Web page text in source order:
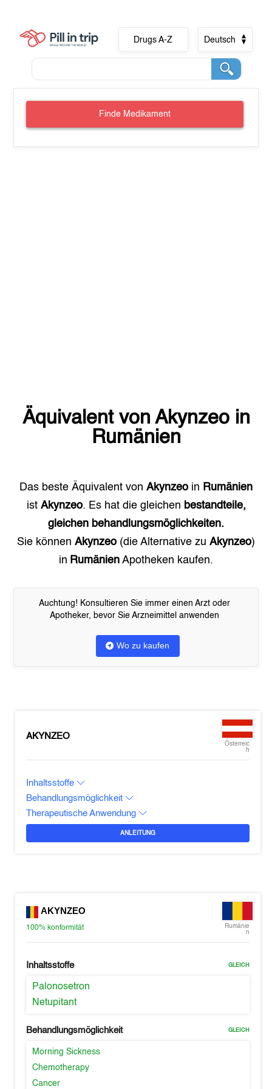
Drugs A-Z Deutsch
Finde Medikament
Äquivalent von Akynzeoin
Rumänien
Das beste Äquivalent von Akynzeo in Rumänien
ist Akynzeo. Es hat die gleichen bestandteile,
gleichen behandlungsmöglichkeiten.
Sie können Akynzeo (die Alternative zu Akynzeo)
in Rumänien Apotheken kaufen.
Auchtung! Konsultieren Sie immer einen Arzt oder
Apotheker, bevor Sie Arzneimittel anwenden
Wo zu kaufen
AKYNZEO
Österreic
h
Inhaltsstoffe
Behandlungsmöglichkeit
Therapeutische Anwendung
ANLEITUNG
AKYNZEO
100% konformität
Rumänie
n
Inhaltsstoffe GLEICH
Palonosetron
Netupitant
Behandlungsmöglichkeit GLEICH
Morning Sickness
Chemotherapy
Cancer